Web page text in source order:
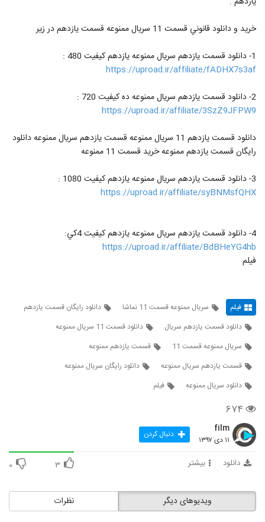
خريد و دانلود قانوني قسمت 11 سريال ممنوعه قسمت يازدهم در زير
1- دانلود قسمت يازدهم سريال ممنوعه يازدهم کيفيت 480 :
https://uproad.ir/affiliate/fADHX7s3af
2- دانلود قسمت يازدهم سريال ممنوعه ده کيفيت 720 :
https://uproad.ir/affiliate/3SzZ9JFPW9
دانلود قسمت يازدهم 11 سريال ممنوعه قسمت يازدهم سريال ممنوعه دانلود
رايگان قسمت يازدهم ممنوعه خريد قسمت 11 ممنوعه
3- دانلود قسمت يازدهم سريال ممنوعه يازدهم کيفيت 1080 :
https://uproad.ir/affiliate/syBNMsfQHX
4- دانلود قسمت يازدهم سريال ممنوعه يازدهم کيفيت 4کي:
https://uproad.ir/affiliate/BdBHeYG4hb
فیلم
فیلم سریال ممنوعه قسمت 11 نماشا
دانلود رایگان قسمت یازدهم
دانلود قسمت یازدهم سریال
دانلود قسمت 11 سریال ممنوعه
سریال ممنوعه قسمت 11
قسمت یازدهم ممنوعه
قسمت یازدهم سریال ممنوعه
دانلود رایگان سریال ممنوعه
دانلود سریال ممنوعه
فیلم
۶۷۴
film
۱۱ دی ۱۳۹۷ دنبال کردن
دانلود بیشتر ۳ ۰
نظرات ویدیوهای دیگر